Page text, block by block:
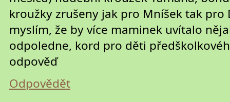
kroužky zrušeny jak pro Mníšek tak pro
myslím, že by více maminek uvítalo
odpoledne, kord pro děti
odpověď
Odpovědět